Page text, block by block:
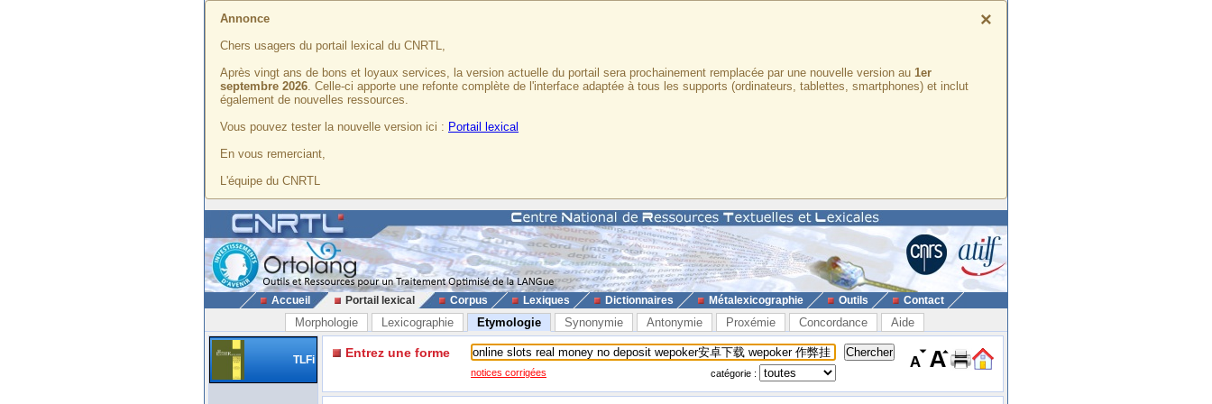
×
Annonce
Chers usagers du portail lexical du CNRTL,
Après vingt ans de bons et loyaux services, la version actuelle du portail sera prochainement remplacée par une nouvelle version au 1er
septembre 2026. Celle-ci apporte une refonte complète de l'interface adaptée à tous les supports (ordinateurs, tablettes, smartphones) et inclut
également de nouvelles ressources.
Vous pouvez tester la nouvelle version ici : Portail lexical
En vous remerciant,
L'équipe du CNRTL
Accueil Portail lexical Corpus Lexiques Dictionnaires Métalexicographie Outils Contact
Morphologie Lexicographie Etymologie Synonymie Antonymie Proxémie Concordance Aide
TLFi Entrez une forme
notices corrigées catégorie :